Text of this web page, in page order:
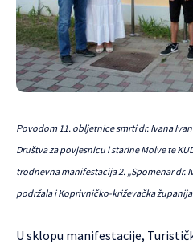
Povodom 11. obljetnice smrti dr. Ivana
Društva za povjesnicu i starine Molve te
trodnevna manifestacija 2. „Spomenar dr.
podržala i Koprivničko-križevačka
U sklopu manifestacije,